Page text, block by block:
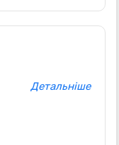
Детальніше